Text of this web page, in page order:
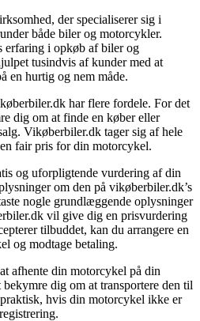
der specialiserer sig i
både biler og motorcykler.
erfaring i opkøb af biler og
tusindvis af kunder med at
en hurtig og nem måde.
har flere fordele. For det
dig om at finde en køber eller
Vikøberbiler.dk tager sig af hele
fair pris for din motorcykel.
og uforpligtende vurdering af din
om den på vikøberbiler.dk’s
nogle grundlæggende oplysninger
vil give dig en prisvurdering
tilbuddet, kan du arrangere en
og modtage betaling.
afhente din motorcykel på din
bekymre dig om at transportere den til
hvis din motorcykel ikke er